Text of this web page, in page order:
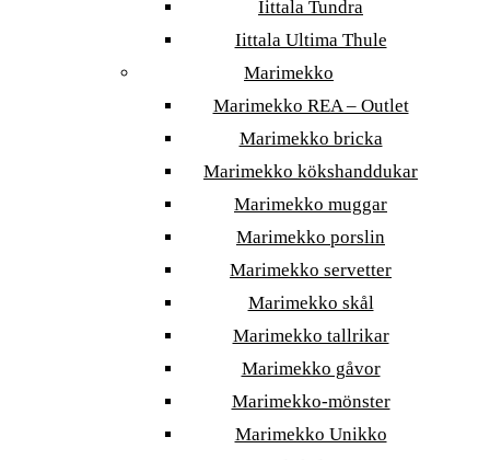
Iittala Tundra
Iittala Ultima Thule
Marimekko
Marimekko REA – Outlet
Marimekko bricka
Marimekko kökshanddukar
Marimekko muggar
Marimekko porslin
Marimekko servetter
Marimekko skål
Marimekko tallrikar
Marimekko gåvor
Marimekko-mönster
Marimekko Unikko